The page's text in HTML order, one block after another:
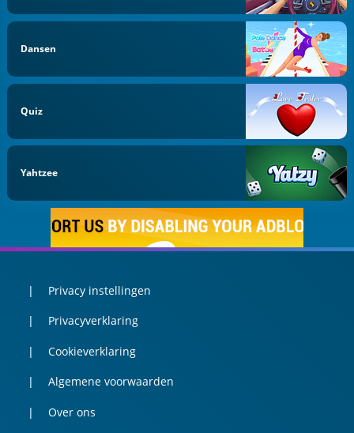
Dansen
Quiz
Yahtzee
Privacy instellingen
Privacyverklaring
Cookieverklaring
Algemene voorwaarden
Over ons